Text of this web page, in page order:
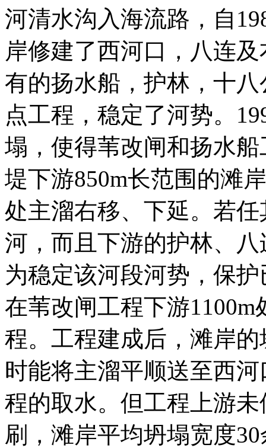
河清水沟入海流路，自
岸修建了西河口，八连
有的扬水船，护林，十
点工程，稳定了河势。
塌，使得苇改闸和扬水
堤下游850m长范围的滩
处主溜右移、下延。若
河，而且下游的护林、
为稳定该河段河势，保
在苇改闸工程下游
程。工程建成后，滩岸
时能将主溜平顺送至西
程的取水。但工程上游
刷，滩岸平均坍塌宽度